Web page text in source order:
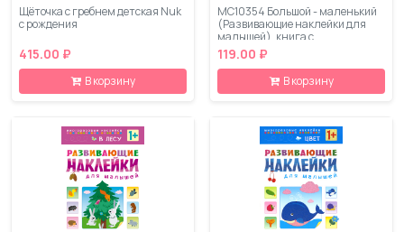
Щёточка с гребнем детская Nuk
с рождения
415.00 ₽
В корзину
МС10354 Большой - маленький
(Развивающие наклейки для
малышей), книга с
многоразовыми наклейками
119.00 ₽
В корзину